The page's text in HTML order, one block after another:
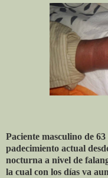
Paciente masculino de
padecimiento actual
nocturna a nivel de
la cual con los días va